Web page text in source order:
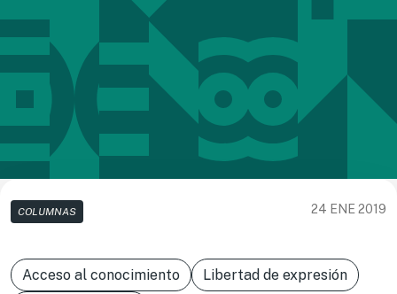
COLUMNAS 24 ENE 2019
Acceso al conocimiento
Libertad de expresión